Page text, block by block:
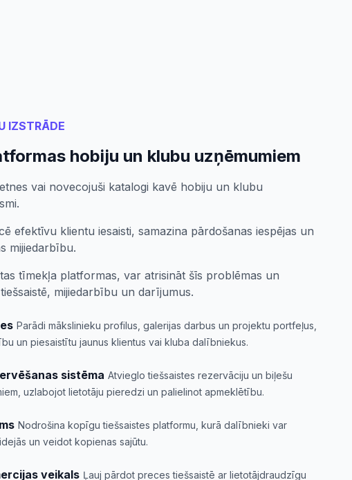
IZSTRĀDE
hobiju un klubu uzņēmumiem
vai novecojuši katalogi kavē hobiju un klubu
efektīvu klientu iesaisti, samazina pārdošanas iespējas un
mijiedarbību.
tīmekļa platformas, var atrisināt šīs problēmas un
mijiedarbību un darījumus.
Parādi mākslinieku profilus, galerijas darbus un projektu portfeļus,
un piesaistītu jaunus klientus vai kluba dalībniekus.
sistēma Atvieglo tiešsaistes rezervāciju un biļešu
uzlabojot lietotāju pieredzi un palielinot apmeklētību.
Nodrošina kopīgu tiešsaistes platformu, kurā dalībnieki var
un veidot kopienas sajūtu.
veikals Ļauj pārdot preces tiešsaistē ar lietotājdraudzīgu